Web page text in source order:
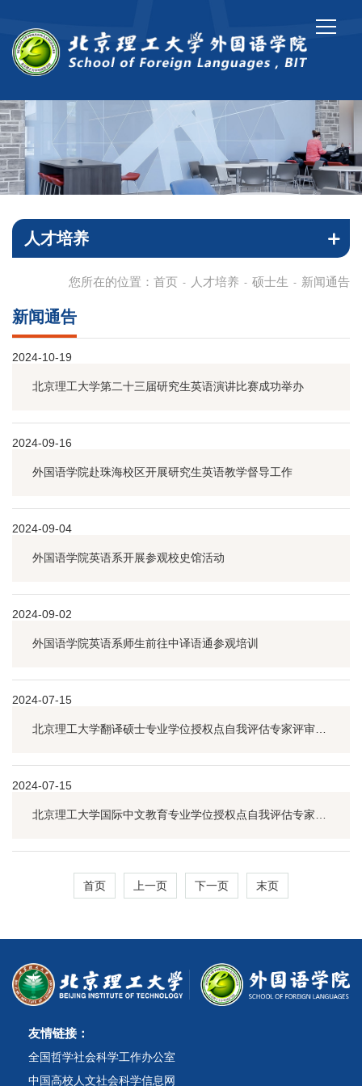
人才培养
您所在的位置： 首页 - 人才培养 - 硕士生 - 新闻通告
新闻通告
2024-10-19
北京理工大学第二十三届研究生英语演讲比赛成功举办
2024-09-16
外国语学院赴珠海校区开展研究生英语教学督导工作
2024-09-04
外国语学院英语系开展参观校史馆活动
2024-09-02
外国语学院英语系师生前往中译语通参观培训
2024-07-15
2024-07-15
首页 上一页 下一页 末页
友情链接：
全国哲学社会科学工作办公室
中国高校人文社会科学信息网